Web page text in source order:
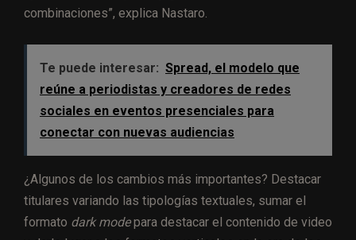
combinaciones”, explica Nastaro.
Te puede interesar: Spread, el modelo que
reúne a periodistas y creadores de redes
sociales en eventos presenciales para
conectar con nuevas audiencias
¿Algunos de los cambios más importantes? Destacar
titulares variando las tipologías textuales, sumar el
formato dark modepara destacar el contenido de video